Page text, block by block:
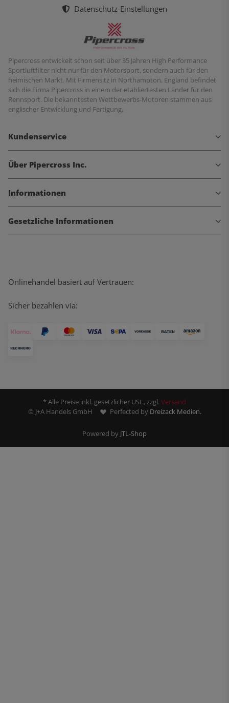
Datenschutz-Einstellungen
Pipercross entwickelt schon seit über 35 Jahren High Performance
Sportluftfilter nicht nur für den Motorsport, sondern auch für den
heimischen Markt. Mit Firmensitz in Northampton, England befindet
sich die Firma Pipercross in einem der etabliertesten Länder für den
Rennsport. Die bekanntesten Wettbewerbs-Motoren stammen aus
englischer Entwicklung und Fertigung.
Kundenservice
Über Pipercross Inc.
Informationen
Gesetzliche Informationen
Onlinehandel basiert auf Vertrauen:
Sicher bezahlen via:
* Alle Preise inkl. gesetzlicher USt., zzgl.Versand
© J+A Handels GmbH
Perfected by Dreizack Medien.
Powered by JTL-Shop